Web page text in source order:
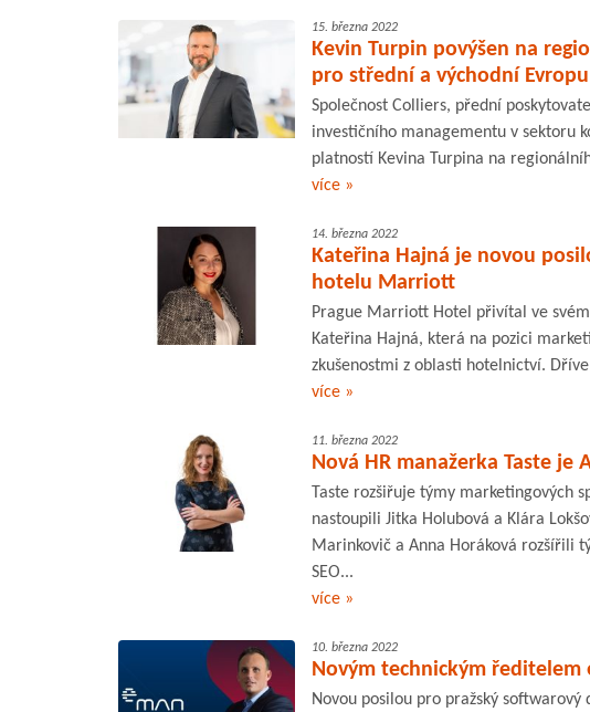
15. března 2022
Kevin Turpin povýšen na
pro střední a východní Evropu
Společnost Colliers, přední
investičního managementu v sektoru
platností Kevina Turpina na
více »
14. března 2022
Kateřina Hajná je novou
hotelu Marriott
Prague Marriott Hotel přivítal ve
Kateřina Hajná, která na pozici
zkušenostmi z oblasti hotelnictví.
více »
11. března 2022
Nová HR manažerka Taste je
Taste rozšiřuje týmy marketingových
nastoupili Jitka Holubová a Klára
Marinkovič a Anna Horáková rozšířili
SEO...
více »
10. března 2022
Novým technickým ředitelem
Novou posilou pro pražský softwarový